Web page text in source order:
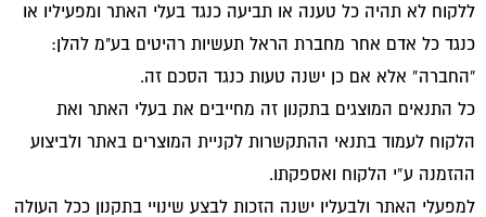
ללקוח לא תהיה כל טענה או תביעה כנגד בעלי האתר ומפעיליו או
כנגד כל אדם אחר מחברת הראל תעשיות רהיטים בע"מ להלן:
“החברה” אלא אם כן ישנה טעות כנגד הסכם זה.
כל התנאים המוצגים בתקנון זה מחייבים את בעלי האתר ואת
הלקוח לעמוד בתנאי ההתקשרות לקניית המוצרים באתר ולביצוע
ההזמנה ע”י הלקוח ואספקתו.
למפעלי האתר ולבעליו ישנה הזכות לבצע שינויי בתקנון ככל העולה